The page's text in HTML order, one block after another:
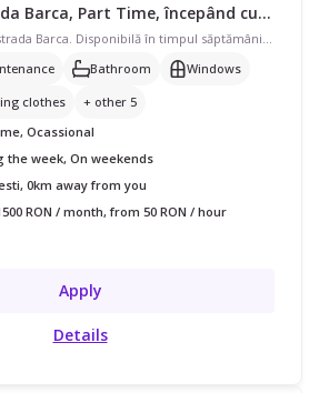
Menajeră, Strada Barca, Part Time, începând cu 1500 lei/lună
Bathroom
Windows
clothes
+ other 5
Ocassional
the week, On weekends
0km away from you
RON / month, from 50 RON / hour
Apply
Details